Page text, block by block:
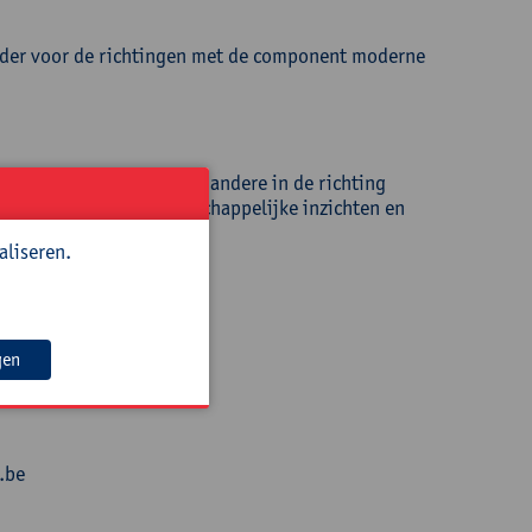
voor de richtingen met de component moderne
Nederlands, onder andere in de richting
de brug tussen wetenschappelijke inzichten en